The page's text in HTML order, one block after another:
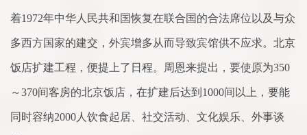
着1972年中华人民共和国恢复在联合国的合法席位以及与众
多西方国家的建交，外宾增多从而导致宾馆供不应求。北京
饭店扩建工程，便提上了日程。周恩来提出，要使原为350
～370间客房的北京饭店，在扩建后达到1000间以上，要能
同时容纳2000人饮食起居、社交活动、文化娱乐、外事谈